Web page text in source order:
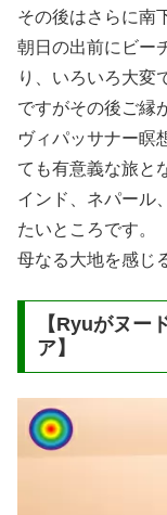
その後はさらに南
朝日の出前にビー
り、いろいろ大変
ですがその後ご縁
ヴィパッサナー瞑
ても有意義な旅と
インド、ネパール
たいところです。
母なる大地を感じ
【Ryuがヌー
ア】